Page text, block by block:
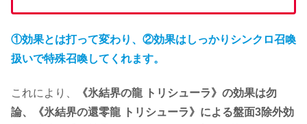
①効果とは打って変わり、②効果はしっかりシンクロ召喚
扱いで特殊召喚してくれます。
これにより、
《氷結界の龍 トリシューラ》の効果は勿
論、《氷結界の還零龍 トリシューラ》による盤面3除外効